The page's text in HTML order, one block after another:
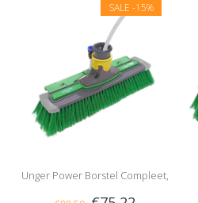
SALE -15%
Unger Power Borstel Compleet,